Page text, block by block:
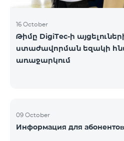
16 October
Թիմը DigiTec-ի
ստաժավորման եզակի
առաջարկում
09 October
Информация для